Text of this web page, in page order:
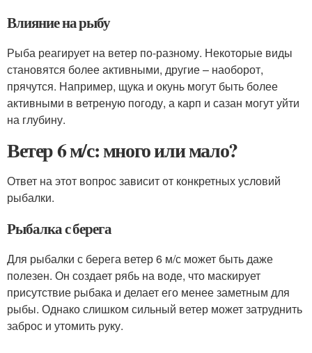
Влияние на рыбу
Рыба реагирует на ветер по-разному. Некоторые виды
становятся более активными, другие – наоборот,
прячутся. Например, щука и окунь могут быть более
активными в ветреную погоду, а карп и сазан могут уйти
на глубину.
Ветер 6 м/с: много или мало?
Ответ на этот вопрос зависит от конкретных условий
рыбалки.
Рыбалка с берега
Для рыбалки с берега ветер 6 м/с может быть даже
полезен. Он создает рябь на воде, что маскирует
присутствие рыбака и делает его менее заметным для
рыбы. Однако слишком сильный ветер может затруднить
заброс и утомить руку.